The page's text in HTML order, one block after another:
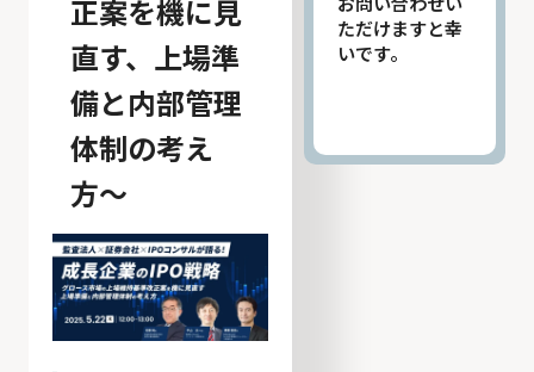
お客様の声
イベント
メディア
資料請求
お問い合わせ
正案を機に見
直す、上場準
備と内部管理
体制の考え
方〜
ただけますと幸
いです。